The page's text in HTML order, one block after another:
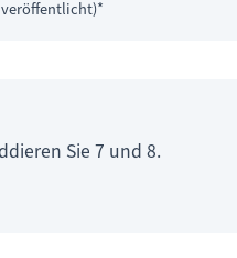
*
Sie 7 und 8.